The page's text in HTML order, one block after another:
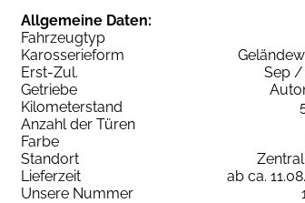
Allgemeine Daten:
Fahrzeugtyp
Karosserieform
Erst-Zul.
Sep /
Getriebe
Kilometerstand
Anzahl der Türen
Farbe
Standort
Lieferzeit
ab ca.
Unsere Nummer